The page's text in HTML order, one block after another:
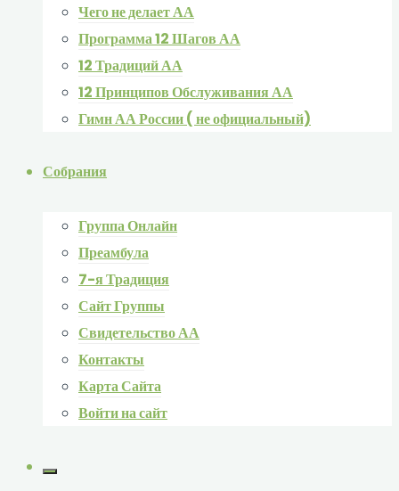
Чего не делает АА
Программа 12 Шагов АА
12 Традиций АА
12 Принципов Обслуживания АА
Гимн АА России ( не официальный)
Собрания
Группа Онлайн
Преамбула
7-я Традиция
Сайт Группы
Свидетельство АА
Контакты
Карта Сайта
Войти на сайт